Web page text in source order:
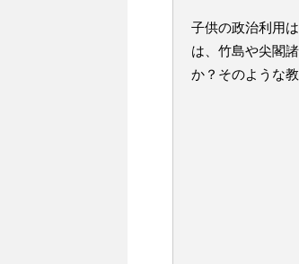
子供の政治利用
は、竹島や尖閣
か？そのような